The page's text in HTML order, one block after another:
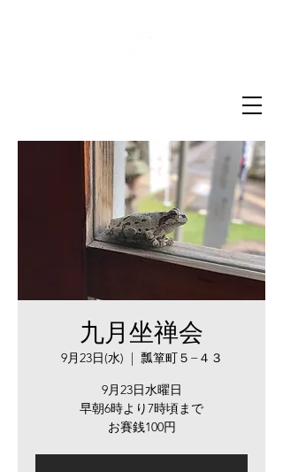
九月坐禅会
9月23日(水)
  |
瓢箪町５−４３
9月23日水曜日
早朝6時より7時頃まで
お賽銭100円